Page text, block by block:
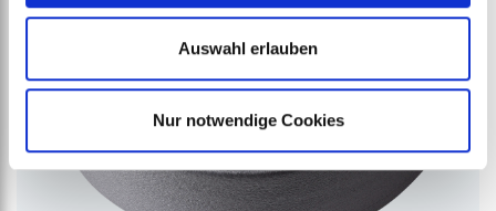
Auswahl erlauben
Nur notwendige Cookies